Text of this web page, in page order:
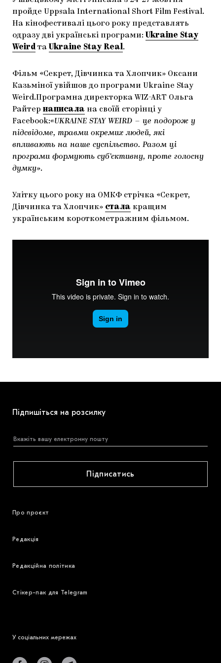
ГАЛЕРЕЇ
АРТЦЕНТРИ
КНИЖКИ І ЖУРНАЛИ
ЯК ПІДТРИМУВАТИ УКРАЇНСЬКЕ МИСТЕЦТВО
МАРІУПОЛЬСЬКІ МАРГІНАЛІЇ
пройде Uppsala International Short Film Festival.
На кінофестивалі цього року представлять
одразу дві українські програми: Ukraine Stay
Weird та Ukraine Stay Real.
Фільм «Секрет, Дівчинка та Хлопчик» Оксани
Казьміної увійшов до програми Ukraine Stay
Weird.Програмна директорка WIZ-ART Ольга
Райтер написала на своїй сторінці у
Facebook:«UKRAINE STAY WEIRD – це подорож у
підсвідоме, травми окремих людей, які
впливають на наше суспільство. Разом ці
програми формують суб’єктивну, проте голосну
думку».
Улітку цього року на ОМКФ стрічка «Секрет,
Дівчинка та Хлопчик» стала кращим
українським короткометражним фільмом.
Підпишіться на розсилку
Підписатись
Про проєкт
Редакція
Редакційна політика
Стікер-пак для Telegram
У соціальних мережах